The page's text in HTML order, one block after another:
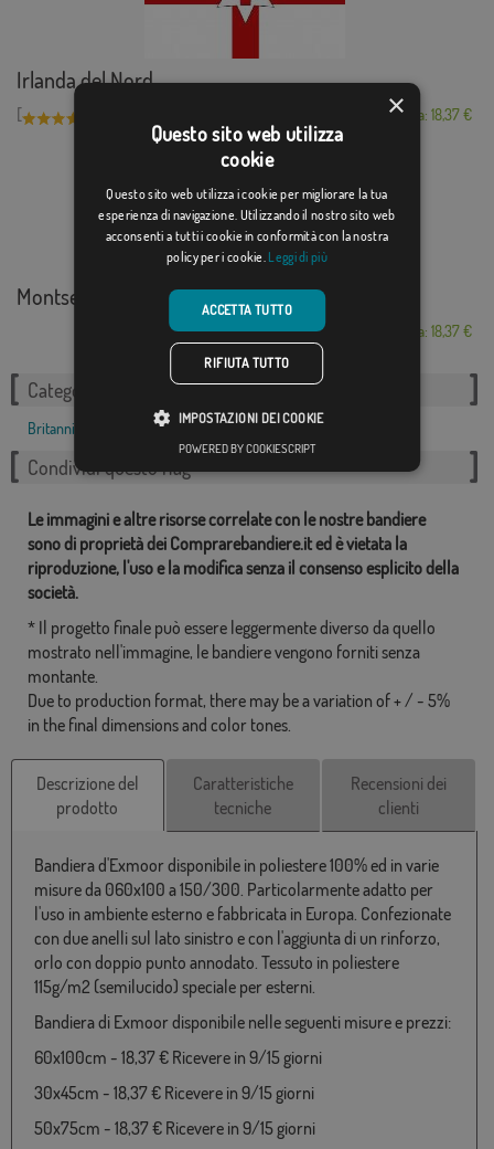
Irlanda del Nord
[ Da: 18,37 €
Montserrat
Da: 18,37 €
Categorie correlate:
Britannica
Condividi questo flag
Le immagini e altre risorse correlate con le nostre bandiere
sono di proprietà dei Comprarebandiere.it ed è vietata la
riproduzione, l'uso e la modifica senza il consenso esplicito della
società.
* Il progetto finale può essere leggermente diverso da quello
mostrato nell'immagine, le bandiere vengono forniti senza
montante.
Due to production format, there may be a variation of + / - 5%
in the final dimensions and color tones.
Descrizione del
prodotto
Caratteristiche
tecniche
Recensioni dei
clienti
Bandiera d'Exmoor disponibile in poliestere 100% ed in varie
misure da 060x100 a 150/300. Particolarmente adatto per
l'uso in ambiente esterno e fabbricata in Europa. Confezionate
con due anelli sul lato sinistro e con l'aggiunta di un rinforzo,
orlo con doppio punto annodato. Tessuto in poliestere
115g/m2 (semilucido) speciale per esterni.
Bandiera di Exmoor disponibile nelle seguenti misure e prezzi:
60x100cm - 18,37 € Ricevere in 9/15 giorni
30x45cm - 18,37 € Ricevere in 9/15 giorni
50x75cm - 18,37 € Ricevere in 9/15 giorni
×
Questo sito web utilizza
cookie
Questo sito web utilizza i cookie per migliorare la tua
esperienza di navigazione. Utilizzando il nostro sito web
acconsenti a tutti i cookie in conformità con la nostra
policy per i cookie. Leggi di più
ACCETTA TUTTO
RIFIUTA TUTTO
IMPOSTAZIONI DEI COOKIE
POWERED BY COOKIESCRIPT